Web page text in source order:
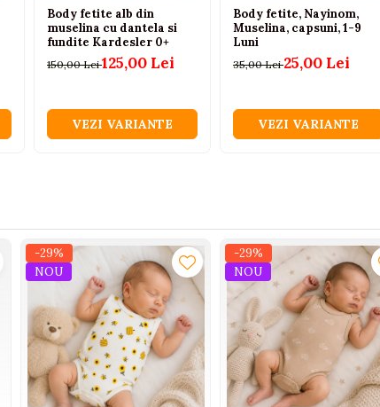
Body fetite alb din
muselina cu dantela si
fundite Kardesler 0+
150,00 Lei125,00 Lei
VEZI VARIANTE
Body fetite, Nayinom,
Muselina, capsuni, 1-9
Luni
35,00 Lei25,00 Lei
VEZI VARIANTE
-29%
NOU
-29%
NOU